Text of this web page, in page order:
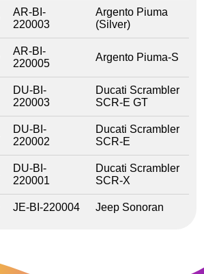
AR-BI-
220003
Argento Piuma
(Silver)
AR-BI-
220005
Argento Piuma-S
DU-BI-
220003
Ducati Scrambler
SCR-E GT
DU-BI-
220002
Ducati Scrambler
SCR-E
DU-BI-
220001
Ducati Scrambler
SCR-X
JE-BI-220004 Jeep Sonoran